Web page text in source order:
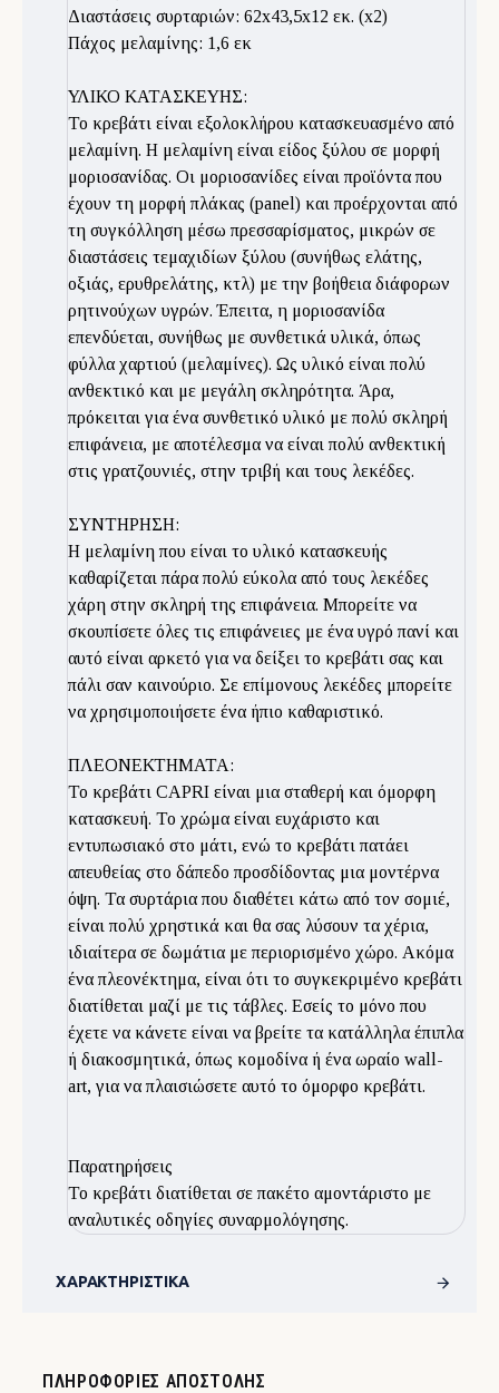
Διαστάσεις συρταριών: 62x43,5x12 εκ. (x2)
Πάχος μελαμίνης: 1,6 εκ
ΥΛΙΚΟ ΚΑΤΑΣΚΕΥΗΣ:
Το κρεβάτι είναι εξολοκλήρου κατασκευασμένο από
μελαμίνη. Η μελαμίνη είναι είδος ξύλου σε μορφή
μοριοσανίδας. Οι μοριοσανίδες είναι προϊόντα που
έχουν τη μορφή πλάκας (panel) και προέρχονται από
τη συγκόλληση μέσω πρεσσαρίσματος, μικρών σε
διαστάσεις τεμαχιδίων ξύλου (συνήθως ελάτης,
οξιάς, ερυθρελάτης, κτλ) με την βοήθεια διάφορων
ρητινούχων υγρών. Έπειτα, η μοριοσανίδα
επενδύεται, συνήθως με συνθετικά υλικά, όπως
φύλλα χαρτιού (μελαμίνες). Ως υλικό είναι πολύ
ανθεκτικό και με μεγάλη σκληρότητα. Άρα,
πρόκειται για ένα συνθετικό υλικό με πολύ σκληρή
επιφάνεια, με αποτέλεσμα να είναι πολύ ανθεκτική
στις γρατζουνιές, στην τριβή και τους λεκέδες.
ΣΥΝΤΗΡΗΣΗ:
Η μελαμίνη που είναι το υλικό κατασκευής
καθαρίζεται πάρα πολύ εύκολα από τους λεκέδες
χάρη στην σκληρή της επιφάνεια. Μπορείτε να
σκουπίσετε όλες τις επιφάνειες με ένα υγρό πανί και
αυτό είναι αρκετό για να δείξει το κρεβάτι σας και
πάλι σαν καινούριο. Σε επίμονους λεκέδες μπορείτε
να χρησιμοποιήσετε ένα ήπιο καθαριστικό.
ΠΛΕΟΝΕΚΤΗΜΑΤΑ:
Το κρεβάτι CAPRI είναι μια σταθερή και όμορφη
κατασκευή. Το χρώμα είναι ευχάριστο και
εντυπωσιακό στο μάτι, ενώ το κρεβάτι πατάει
απευθείας στο δάπεδο προσδίδοντας μια μοντέρνα
όψη. Τα συρτάρια που διαθέτει κάτω από τον σομιέ,
είναι πολύ χρηστικά και θα σας λύσουν τα χέρια,
ιδιαίτερα σε δωμάτια με περιορισμένο χώρο. Ακόμα
ένα πλεονέκτημα, είναι ότι το συγκεκριμένο κρεβάτι
διατίθεται μαζί με τις τάβλες. Εσείς το μόνο που
έχετε να κάνετε είναι να βρείτε τα κατάλληλα έπιπλα
ή διακοσμητικά, όπως κομοδίνα ή ένα ωραίο wall-
art, για να πλαισιώσετε αυτό το όμορφο κρεβάτι.
Παρατηρήσεις
Το κρεβάτι διατίθεται σε πακέτο αμοντάριστο με
αναλυτικές οδηγίες συναρμολόγησης.
ΧΑΡΑΚΤΗΡΙΣΤΙΚΆ
ΠΛΗΡΟΦΟΡΊΕΣ ΑΠΟΣΤΟΛΉΣ